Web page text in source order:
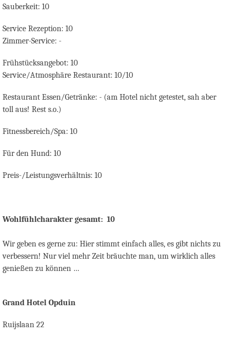
Sauberkeit: 10
Service Rezeption: 10
Zimmer-Service: -
Frühstücksangebot: 10
Service/Atmosphäre Restaurant: 10/10
Restaurant Essen/Getränke: - (am Hotel nicht getestet, sah aber
toll aus! Rest s.o.)
Fitnessbereich/Spa: 10
Für den Hund: 10
Preis-/Leistungsverhältnis: 10
Wohlfühlcharakter gesamt: 10
Wir geben es gerne zu: Hier stimmt einfach alles, es gibt nichts zu
verbessern! Nur viel mehr Zeit bräuchte man, um wirklich alles
genießen zu können …
Grand Hotel Opduin
Ruijslaan 22